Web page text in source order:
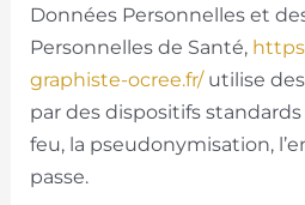
Données Personnelles et
Personnelles de Santé,
graphiste-ocree.fr/utilise
par des dispositifs
feu, la pseudonymisation,
passe.